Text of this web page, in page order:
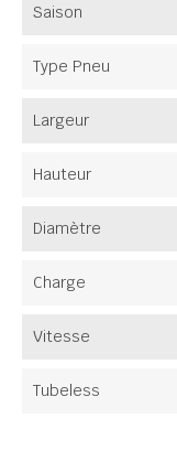
Saison
Type Pneu
Largeur
Hauteur
Diamètre
Charge
Vitesse
Tubeless